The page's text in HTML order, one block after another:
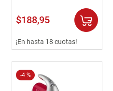
$188,95
¡En hasta 18 cuotas!
-4 %